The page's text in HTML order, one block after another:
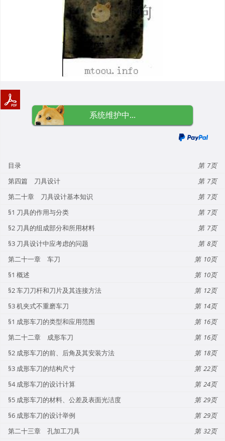
系统维护中...
目录
7
第四篇 刀具设计
7
第二十章 刀具设计基本知识
7
§1 刀具的作用与分类
7
§2 刀具的组成部分和所用材料
7
§3 刀具设计中应考虑的问题
8
第二十一章 车刀
10
§1 概述
10
§2 车刀刀杆和刀片及其连接方法
12
§3 机夹式不重磨车刀
14
§1 成形车刀的类型和应用范围
16
第二十二章 成形车刀
16
§2 成形车刀的前、后角及其安装方法
18
§3 成形车刀的结构尺寸
22
§4 成形车刀的设计计算
24
§5 成形车刀的材料、公差及表面光洁度
29
§6 成形车刀的设计举例
29
第二十三章 孔加工刀具
32